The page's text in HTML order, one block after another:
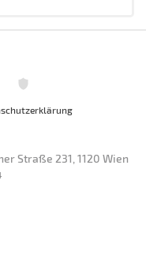
Straße 231, 1120 Wien